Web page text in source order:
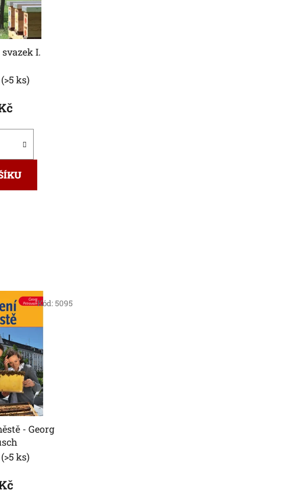
I.
(>5 ks)
- Georg
(>5 ks)
Kód:5095